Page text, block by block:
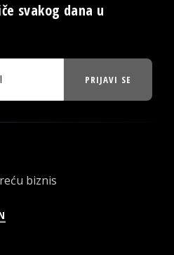
svakog dana u
PRIJAVI SE
biznis